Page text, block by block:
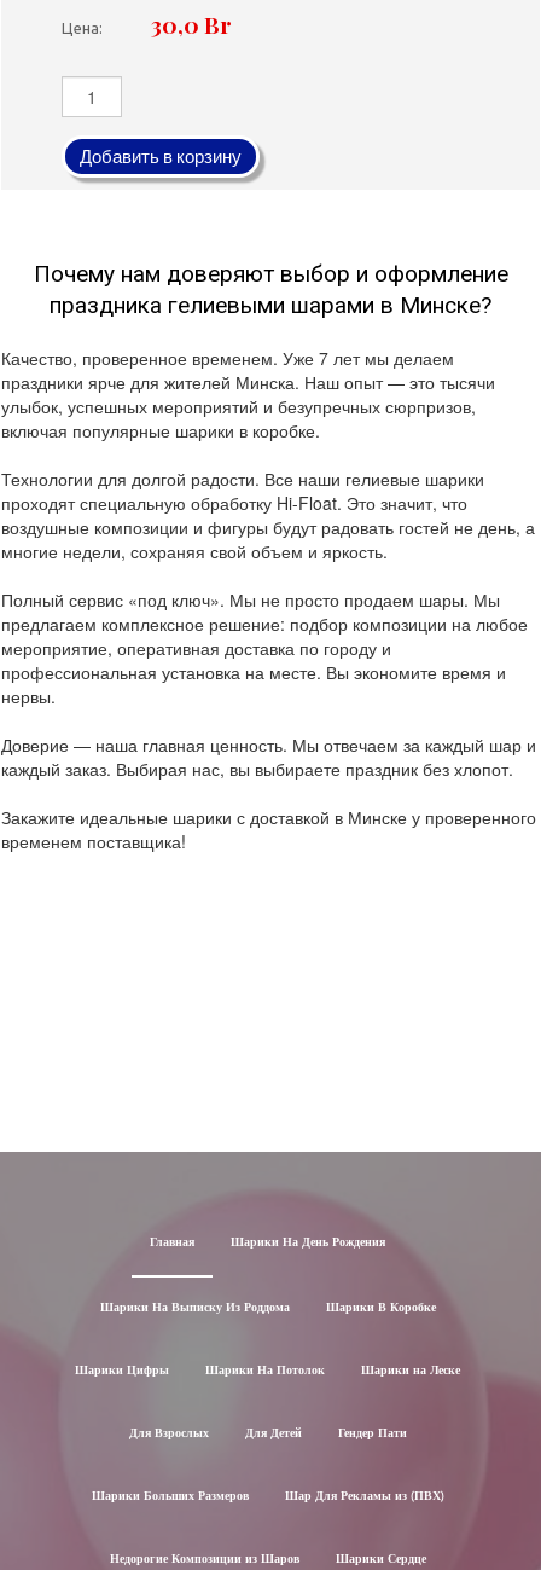
Цена: 30,0 Br
Добавить в корзину
Почему нам доверяют выбор и оформление
праздника гелиевыми шарами в Минске?
Качество, проверенное временем. Уже 7 лет мы делаем
праздники ярче для жителей Минска. Наш опыт — это тысячи
улыбок, успешных мероприятий и безупречных сюрпризов,
включая популярные шарики в коробке.
Технологии для долгой радости. Все наши гелиевые шарики
проходят специальную обработку Hi-Float. Это значит, что
воздушные композиции и фигуры будут радовать гостей не день, а
многие недели, сохраняя свой объем и яркость.
Полный сервис «под ключ». Мы не просто продаем шары. Мы
предлагаем комплексное решение: подбор композиции на любое
мероприятие, оперативная доставка по городу и
профессиональная установка на месте. Вы экономите время и
нервы.
Доверие — наша главная ценность. Мы отвечаем за каждый шар и
каждый заказ. Выбирая нас, вы выбираете праздник без хлопот.
Закажите идеальные шарики с доставкой в Минске у проверенного
временем поставщика!
Главная Шарики На День Рождения
Шарики На Выписку Из Роддома Шарики В Коробке
Шарики Цифры Шарики На Потолок Шарики на Леске
Для Взрослых Для Детей Гендер Пати
Шарики Больших Размеров Шар Для Рекламы из (ПВХ)
Недорогие Композиции из Шаров Шарики Сердце